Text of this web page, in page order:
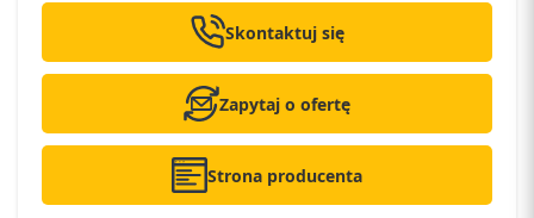
Skontaktuj się
Zapytaj o ofertę
Strona producenta